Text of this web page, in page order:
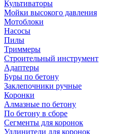
Культиваторы
Мойки высокого давления
Мотоблоки
Насосы
Пилы
Триммеры
Строительный инструмент
Адаптеры
Буры по бетону
Заклепочники ручные
Коронки
Алмазные по бетону
По бетону в сборе
Сегменты для коронок
Удлинители для коронок